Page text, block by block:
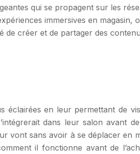
qui se propagent sur les
immersives en
créer et de partager des
éclairées en leur permettant de
dans leur salon avant
vont sans avoir à se déplacer en
il fonctionne avant de